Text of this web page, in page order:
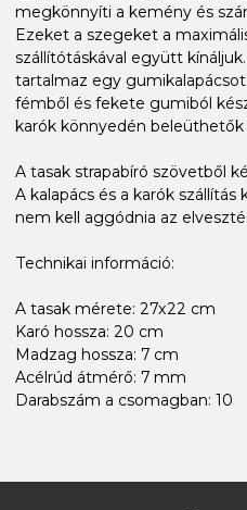
megkönnyíti a kemény és
Ezeket a szegeket a
szállítótáskával együtt
tartalmaz egy
fémből és fekete gumiból
karók könnyedén beleüthetők
A tasak strapabíró szövetből
A kalapács és a karók
nem kell aggódnia az
Technikai információ:
A tasak mérete: 27x22 cm
Karó hossza: 20 cm
Madzag hossza: 7 cm
Acélrúd átmérő: 7 mm
Darabszám a csomagban: 10